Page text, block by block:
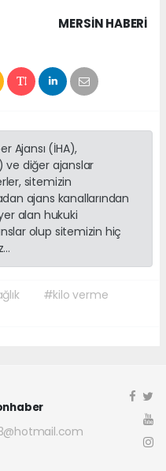
MERSIN HABERİ
Ajansı (İHA),
ve diğer ajanslar
sitemizin
ajans kanallarından
alan hukuki
olup sitemizin hiç
#kilo verme